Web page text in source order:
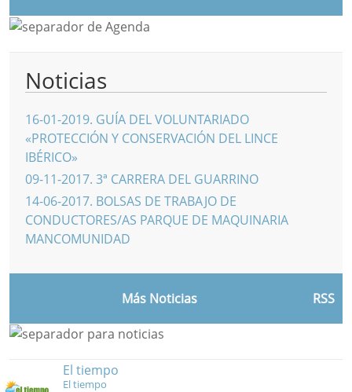
Noticias
16-01-2019. GUÍA DEL VOLUNTARIADO
«PROTECCIÓN Y CONSERVACIÓN DEL LINCE
IBÉRICO»
09-11-2017. 3ª CARRERA DEL GUARRINO
14-06-2017. BOLSAS DE TRABAJO DE
CONDUCTORES/AS PARQUE DE MAQUINARIA
MANCOMUNIDAD
Más Noticias RSS
El tiempo
El tiempo